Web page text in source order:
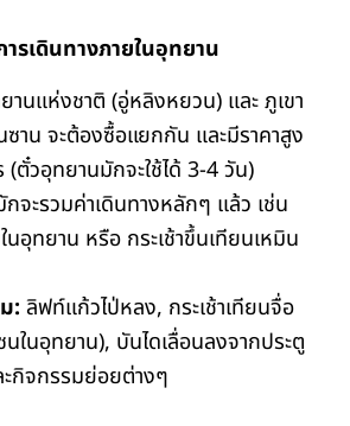
ารเดินทางภายในอุทยาน
านแห่งชาติ (อู่หลิงหยวน) และ ภูเขา
ซาน จะต้องซื้อแยกกัน และมีราคาสูง
ตั๋วอุทยานมักจะใช้ได้ 3-4 วัน)
กจะรวมค่าเดินทางหลักๆ แล้ว เช่น
นอุทยาน หรือ กระเช้าขึ้นเทียนเหมิน
: ลิฟท์แก้วไป่หลง, กระเช้าเทียนจื่อ
นในอุทยาน), บันไดเลื่อนลงจากประตู
กิจกรรมย่อยต่างๆ